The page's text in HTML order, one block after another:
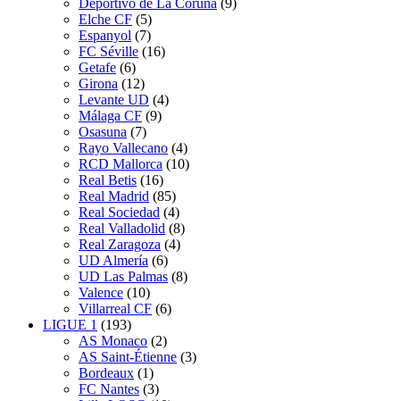
Elche CF (5)
Espanyol (7)
FC Séville (16)
Getafe (6)
Girona (12)
Levante UD (4)
Málaga CF (9)
Osasuna (7)
Rayo Vallecano (4)
RCD Mallorca (10)
Real Betis (16)
Real Madrid (85)
Real Sociedad (4)
Real Valladolid (8)
Real Zaragoza (4)
UD Almería (6)
UD Las Palmas (8)
Valence (10)
Villarreal CF (6)
LIGUE 1 (193)
AS Monaco (2)
AS Saint-Étienne (3)
Bordeaux (1)
FC Nantes (3)